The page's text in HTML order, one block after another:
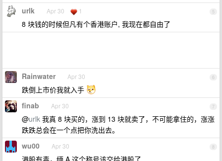
5
urlk Apr 30 1
8 块钱的时候但凡有个香港账户, 我现在都自由了
6
Rainwater Apr 30
跌倒上市价我就入手
7
finab Apr 30
@urlk 我真 8 块买的，涨到 13 块就卖了，不可能拿住的，涨涨
跌跌总会在一个点把你洗出去。
8
wu00 Apr 30
港股有毒，缅 A 这个称号该交给港股了